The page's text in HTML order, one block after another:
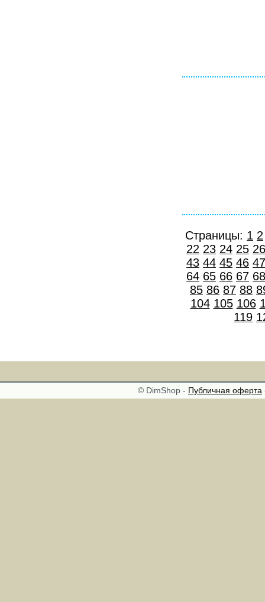
Страницы: 1 2
22 23 24 25 26
43 44 45 46 47
64 65 66 67 68
85 86 87 88
104 105 106
119
© DimShop - Публичная оферта